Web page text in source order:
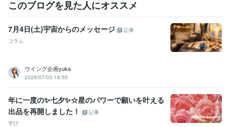
このブログを見た人にオススメ
7月4日(土)宇宙からのメッセージ
記事
コラム
ウイング企画yuka
2026/07/03 18:50
年に一度の✨七夕✨☆星のパワーで願いを叶える
出品を再開しました！
記事
学び